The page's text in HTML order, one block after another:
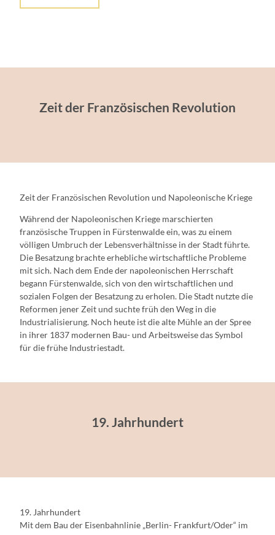
Zeit der Französischen Revolution
Zeit der Französischen Revolution und Napoleonische Kriege
Während der Napoleonischen Kriege marschierten
französische Truppen in Fürstenwalde ein, was zu einem
völligen Umbruch der Lebensverhältnisse in der Stadt führte.
Die Besatzung brachte erhebliche wirtschaftliche Probleme
mit sich. Nach dem Ende der napoleonischen Herrschaft
begann Fürstenwalde, sich von den wirtschaftlichen und
sozialen Folgen der Besatzung zu erholen. Die Stadt nutzte die
Reformen jener Zeit und suchte früh den Weg in die
Industrialisierung. Noch heute ist die alte Mühle an der Spree
in ihrer 1837 modernen Bau- und Arbeitsweise das Symbol
für die frühe Industriestadt.
19. Jahrhundert
19. Jahrhundert
Mit dem Bau der Eisenbahnlinie „Berlin- Frankfurt/Oder“ im